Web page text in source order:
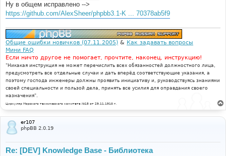
Ну в общем исправлено -->
https://github.com/AlexSheer/phpbb3.1-K ... 70378ab5f9
Общие ошибки новичков (07.11.2005) & Как задавать вопросы
Мини FAQ
Если ничто другое не помогает, прочтите, наконец, инструкцию!
"Никакая инструкция не может перечислить всех обязанностей должностного лица,
предусмотреть все отдельные случаи и дать вперёд соответствующие указания, а
поэтому господа инженеры должны проявить инициативу и, руководствуясь знаниями
своей специальности и пользой дела, принять все усилия для оправдания своего
назначения".
Циркуляр Морского технического комитета №15 от 29.11.1910 г.
er107
phpBB 2.0.19
Re: [DEV] Knowledge Base - Библиотека